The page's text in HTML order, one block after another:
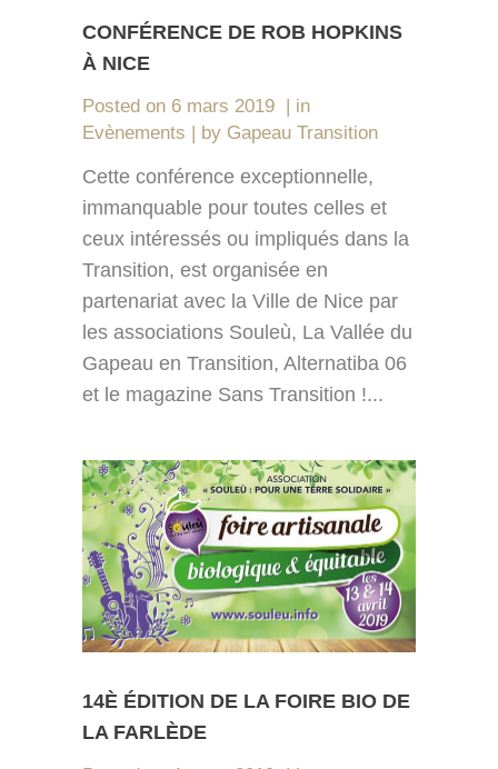
CONFÉRENCE DE ROB HOPKINS
À NICE
Posted on 6 mars 2019
in
Evènements
by Gapeau Transition
Cette conférence exceptionnelle,
immanquable pour toutes celles et
ceux intéressés ou impliqués dans la
Transition, est organisée en
partenariat avec la Ville de Nice par
les associations Souleù, La Vallée du
Gapeau en Transition, Alternatiba 06
et le magazine Sans Transition !...
14È ÉDITION DE LA FOIRE BIO DE
LA FARLÈDE